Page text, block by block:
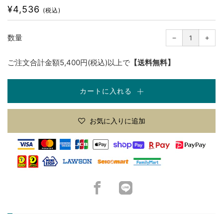
通
格
¥4,536 (税込)
数量 −
1
減
す
+
1
増
す
ご注文合計金額5,400円(税込)以上で 【送料無料】
カートに入れる
お気に入りに追加